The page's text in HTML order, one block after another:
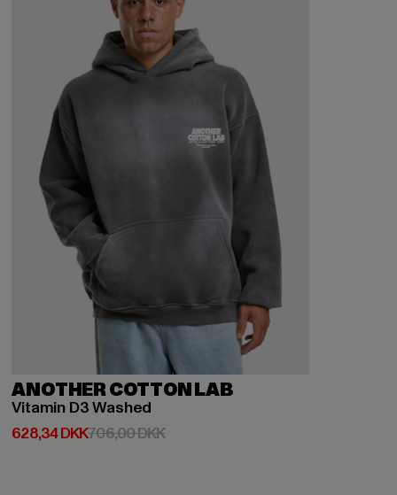
ANOTHER COTTON LAB
Vitamin D3 Washed
628,34 DKK
Nuværende pris: 628,34 DKK
706,00 DKKKampagnepris: 706,00 DKK